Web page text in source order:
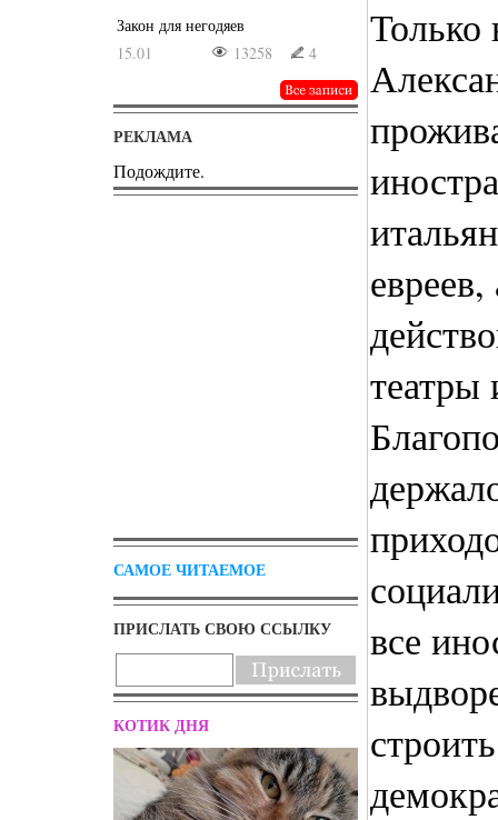
Закон для негодяев
15.01
13258 4
РЕКЛАМА
Подождите.
САМОЕ ЧИТАЕМОЕ
ПРИСЛАТЬ СВОЮ ССЫЛКУ
КОТИК ДНЯ
Только
театры
все